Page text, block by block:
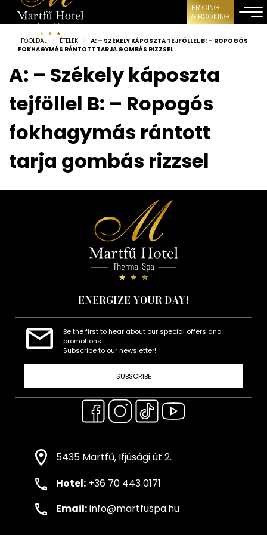
PRICING
& BOOKING
FŐOLDAL / ÉTELEK /
A: – SZÉKELY KÁPOSZTA TEJFÖLLEL B: – ROPOGÓS
FOKHAGYMÁS RÁNTOTT TARJA GOMBÁS RIZZSEL
A: – Székely káposzta
tejföllel B: – Ropogós
fokhagymás rántott
tarja gombás rizzsel
ENERGIZE YOUR DAY!
Be the first to hear about our special offers and
promotions.
Subscribe to our newsletter!
SUBSCRIBE
5435 Martfű, Ifjúsági út 2.
Hotel: +36 70 443 0171
Email:info@martfuspa.hu